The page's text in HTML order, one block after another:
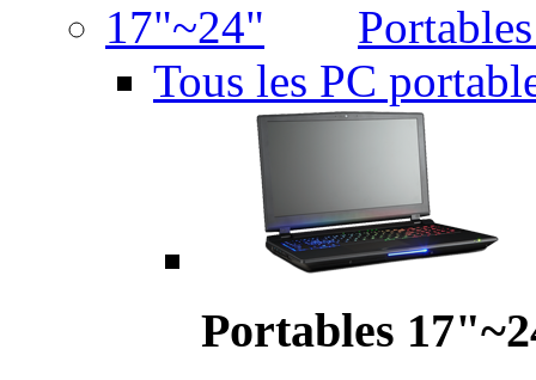
Tous les PC
Portables